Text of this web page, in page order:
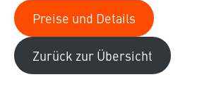
Preise und Details
Zurück zur Übersicht